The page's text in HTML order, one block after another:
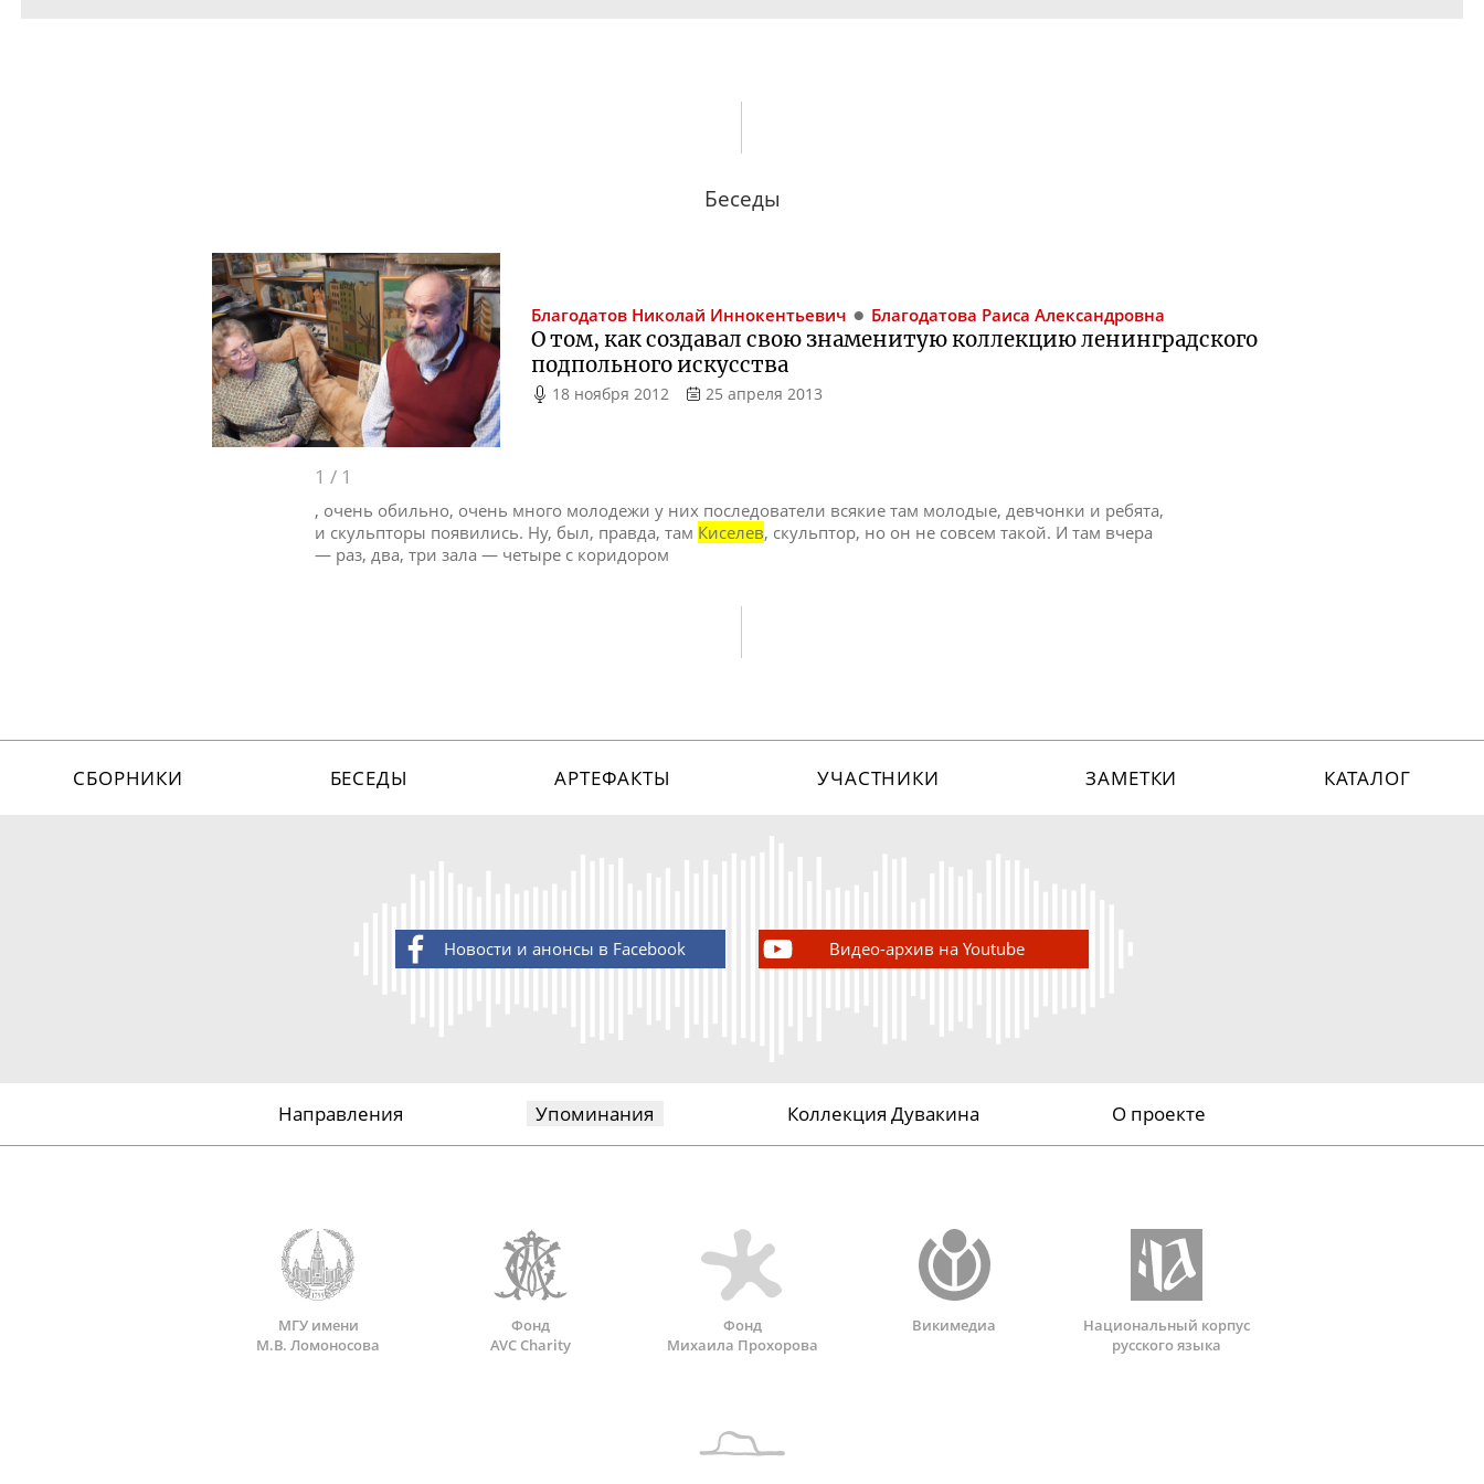
Беседы
Благодатов Николай Иннокентьевич Благодатова Раиса Александровна
О том, как создавал свою знаменитую коллекцию ленинградского
подпольного искусства
18 ноября 2012 25 апреля 2013
1 / 1
, очень обильно, очень много молодежи у них последователи всякие там молодые, девчонки и ребята,
и скульпторы появились. Ну, был, правда, там Киселев, скульптор, но он не совсем такой. И там вчера
— раз, два, три зала — четыре с коридором
СБОРНИКИ БЕСЕДЫ АРТЕФАКТЫ УЧАСТНИКИ ЗАМЕТКИ КАТАЛОГ
Новости и анонсы в Facebook Видео-архив на Youtube
Направления Упоминания Коллекция Дувакина О проекте
МГУ имени
М.В. Ломоносова
Фонд
AVC Charity
Фонд
Михаила Прохорова
Викимедиа
Национальный корпус
русского языка